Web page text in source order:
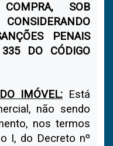
SOB
PENAIS
DO CÓDIGO
IMÓVEL: Está
não sendo
nos termos
I, do Decreto nº